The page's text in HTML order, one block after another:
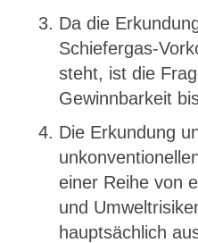
Da die
Schiefergas-
steht, ist die
Gewinnbarkeit
Die Erkundung
einer Reihe von
und
hauptsächlich